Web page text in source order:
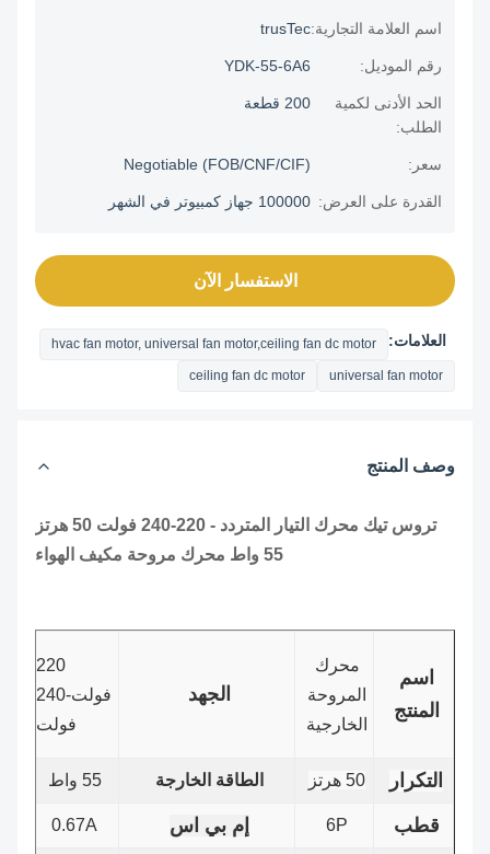
اسم العلامة التجارية:trusTec
رقم الموديل: YDK-55-6A6
الحد الأدنى لكمية
الطلب:
200 قطعة
Negotiable (FOB/CNF/CIF)
القدرة على العرض: 100000 جهاز كمبيوتر في الشهر
الاستفسار الآن
العلامات: hvac fan motor, universal fan motor,ceiling fan dc motor
universal fan motor
ceiling fan dc motor
وصف المنتج
تروس تيك محرك التيار المتردد - 220-240 فولت 50 هرتز
المنتج
محرك
المروحة
الخارجية
الجهد
فولت-240
فولت
التكرار 50 هرتز الطاقة الخارجة
قطب إم بي اس 0.67A